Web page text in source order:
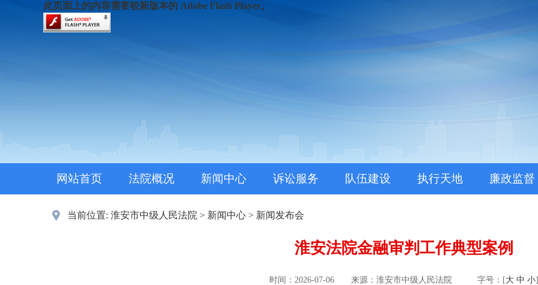
此页面上的内容需要较新版本的 Adobe Flash Player。
网站首页 法院概况 新闻中心 诉讼服务 队伍建设 执行天地 廉政监督
当前位置: 淮安市中级人民法院 > 新闻中心 > 新闻发布会
淮安法院金融审判工作典型案例
时间：2026-07-06 来源：淮安市中级人民法院 字号：[大 中 小]